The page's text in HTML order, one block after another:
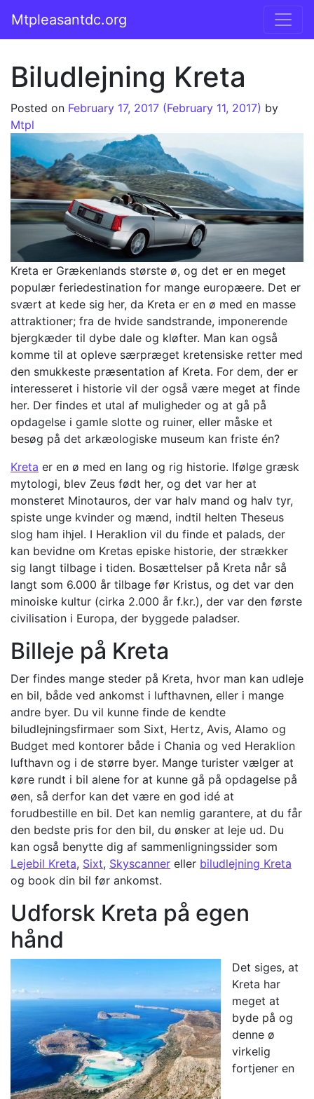
Main Navigation
Mtpleasantdc.org
Biludlejning Kreta
Posted on February 17, 2017 (February 11, 2017) by
Mtpl
Kreta er Grækenlands største ø, og det er en meget
populær feriedestination for mange europæere. Det er
svært at kede sig her, da Kreta er en ø med en masse
attraktioner; fra de hvide sandstrande, imponerende
bjergkæder til dybe dale og kløfter. Man kan også
komme til at opleve særpræget kretensiske retter med
den smukkeste præsentation af Kreta. For dem, der er
interesseret i historie vil der også være meget at finde
her. Der findes et utal af muligheder og at gå på
opdagelse i gamle slotte og ruiner, eller måske et
besøg på det arkæologiske museum kan friste én?
Kreta er en ø med en lang og rig historie. Ifølge græsk
mytologi, blev Zeus født her, og det var her at
monsteret Minotauros, der var halv mand og halv tyr,
spiste unge kvinder og mænd, indtil helten Theseus
slog ham ihjel. I Heraklion vil du finde et palads, der
kan bevidne om Kretas episke historie, der strækker
sig langt tilbage i tiden. Bosættelser på Kreta når så
langt som 6.000 år tilbage før Kristus, og det var den
minoiske kultur (cirka 2.000 år f.kr.), der var den første
civilisation i Europa, der byggede paladser.
Billeje på Kreta
Der findes mange steder på Kreta, hvor man kan udleje
en bil, både ved ankomst i lufthavnen, eller i mange
andre byer. Du vil kunne finde de kendte
biludlejningsfirmaer som Sixt, Hertz, Avis, Alamo og
Budget med kontorer både i Chania og ved Heraklion
lufthavn og i de større byer. Mange turister vælger at
køre rundt i bil alene for at kunne gå på opdagelse på
øen, så derfor kan det være en god idé at
forudbestille en bil. Det kan nemlig garantere, at du får
den bedste pris for den bil, du ønsker at leje ud. Du
kan også benytte dig af sammenligningssider som
Lejebil Kreta, Sixt, Skyscanner eller biludlejning Kreta
og book din bil før ankomst.
Udforsk Kreta på egen
hånd
Det siges, at
Kreta har
meget at
byde på og
denne ø
virkelig
fortjener en